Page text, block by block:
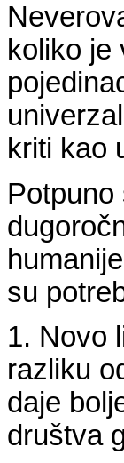
koliko je
kriti kao
su
1. Novo
razliku
daje
društva